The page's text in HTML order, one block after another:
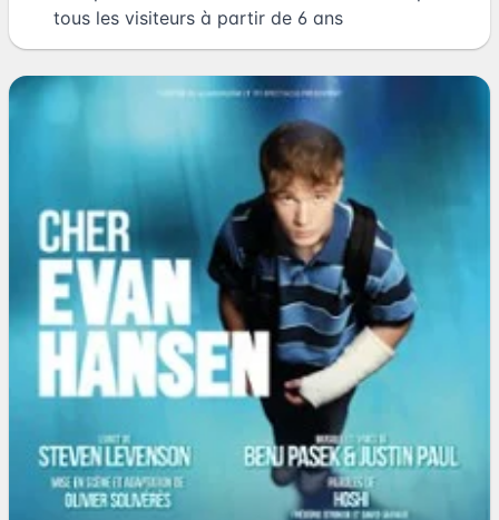
tous les visiteurs à partir de 6 ans